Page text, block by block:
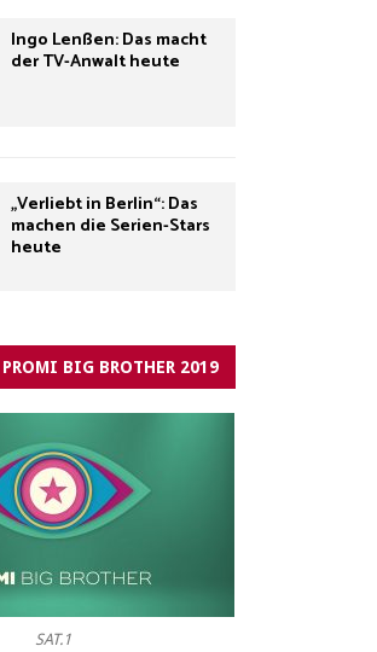
Ingo Lenßen: Das macht
der TV-Anwalt heute
„Verliebt in Berlin“: Das
machen die Serien-Stars
heute
PROMI BIG BROTHER 2019
SAT.1